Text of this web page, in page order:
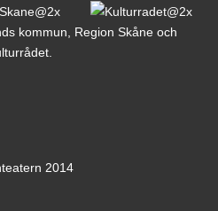
kommun, Region Skåne och
2014